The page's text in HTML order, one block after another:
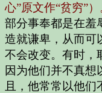
心”原文作“贫穷”）
部分事奉都是在羞
造就谦卑，从而可
不会改变。有时，
因为他们并不真想
且，他常常以他